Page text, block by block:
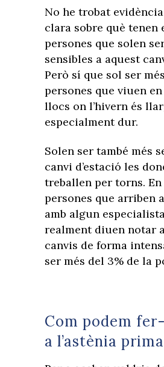
No he trobat
clara sobre què tenen
persones que solen
sensibles a aquest
Però sí que sol ser
persones que viuen
llocs on l’hivern és
especialment dur.
Solen ser també més
canvi d’estació les
treballen per torns. En
persones que arriben
amb algun
realment diuen notar
canvis de forma
ser més del 3% de la
Com podem
a l’astènia